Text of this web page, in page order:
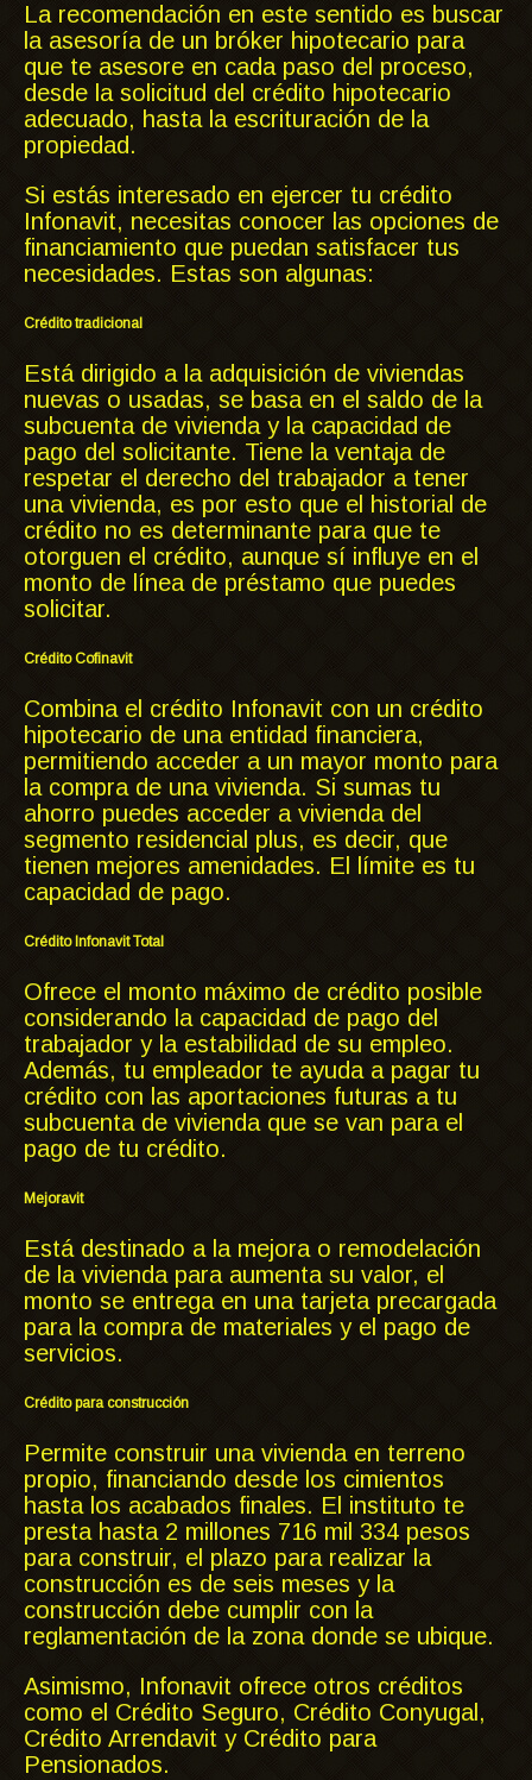
La recomendación en este sentido es buscar
la asesoría de un bróker hipotecario para
que te asesore en cada paso del proceso,
desde la solicitud del crédito hipotecario
adecuado, hasta la escrituración de la
propiedad.
Si estás interesado en ejercer tu crédito
Infonavit, necesitas conocer las opciones de
financiamiento que puedan satisfacer tus
necesidades. Estas son algunas:
Crédito tradicional
Está dirigido a la adquisición de viviendas
nuevas o usadas, se basa en el saldo de la
subcuenta de vivienda y la capacidad de
pago del solicitante. Tiene la ventaja de
respetar el derecho del trabajador a tener
una vivienda, es por esto que el historial de
crédito no es determinante para que te
otorguen el crédito, aunque sí influye en el
monto de línea de préstamo que puedes
solicitar.
Crédito Cofinavit
Combina el crédito Infonavit con un crédito
hipotecario de una entidad financiera,
permitiendo acceder a un mayor monto para
la compra de una vivienda. Si sumas tu
ahorro puedes acceder a vivienda del
segmento residencial plus, es decir, que
tienen mejores amenidades. El límite es tu
capacidad de pago.
Crédito Infonavit Total
Ofrece el monto máximo de crédito posible
considerando la capacidad de pago del
trabajador y la estabilidad de su empleo.
Además, tu empleador te ayuda a pagar tu
crédito con las aportaciones futuras a tu
subcuenta de vivienda que se van para el
pago de tu crédito.
Mejoravit
Está destinado a la mejora o remodelación
de la vivienda para aumenta su valor, el
monto se entrega en una tarjeta precargada
para la compra de materiales y el pago de
servicios.
Crédito para construcción
Permite construir una vivienda en terreno
propio, financiando desde los cimientos
hasta los acabados finales. El instituto te
presta hasta 2 millones 716 mil 334 pesos
para construir, el plazo para realizar la
construcción es de seis meses y la
construcción debe cumplir con la
reglamentación de la zona donde se ubique.
Asimismo, Infonavit ofrece otros créditos
como el Crédito Seguro, Crédito Conyugal,
Crédito Arrendavit y Crédito para
Pensionados.